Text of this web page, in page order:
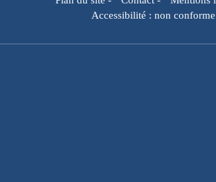
Accessibilité : non conforme